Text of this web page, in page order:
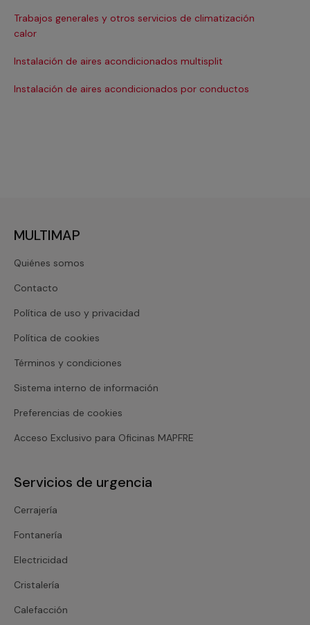
Trabajos generales y otros servicios de climatización
calor
Instalación de aires acondicionados multisplit
Instalación de aires acondicionados por conductos
MULTIMAP
Quiénes somos
Contacto
Política de uso y privacidad
Política de cookies
Términos y condiciones
Sistema interno de información
Preferencias de cookies
Acceso Exclusivo para Oficinas MAPFRE
Servicios de urgencia
Cerrajería
Fontanería
Electricidad
Cristalería
Calefacción